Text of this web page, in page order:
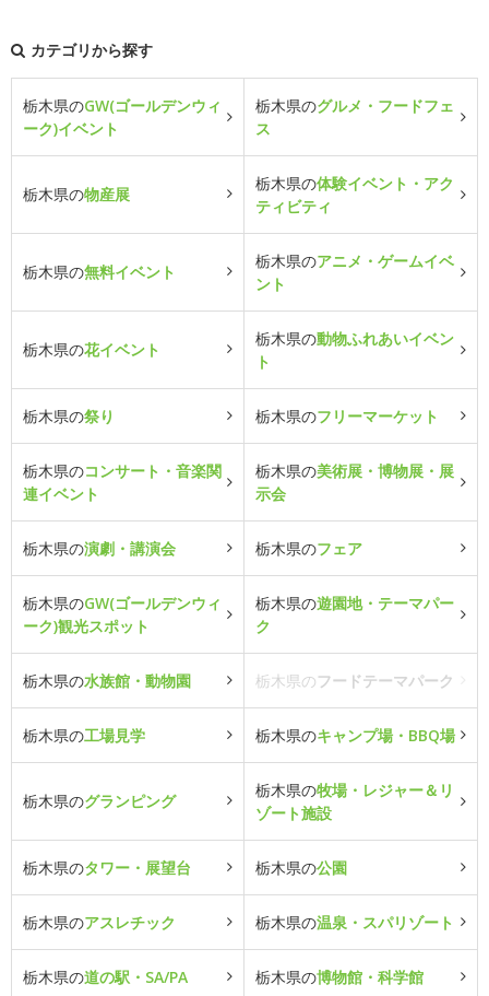
カテゴリから探す
栃木県のGW(ゴールデンウィ
ーク)イベント
栃木県のグルメ・フードフェ
ス
栃木県の物産展
栃木県の体験イベント・アク
ティビティ
栃木県の無料イベント
栃木県のアニメ・ゲームイベ
ント
栃木県の花イベント
栃木県の動物ふれあいイベン
ト
栃木県の祭り 栃木県のフリーマーケット
栃木県のコンサート・音楽関
連イベント
栃木県の美術展・博物展・展
示会
栃木県の演劇・講演会 栃木県のフェア
栃木県のGW(ゴールデンウィ
ーク)観光スポット
栃木県の遊園地・テーマパー
ク
栃木県の水族館・動物園 栃木県のフードテーマパーク
栃木県の工場見学 栃木県のキャンプ場・BBQ場
栃木県のグランピング
栃木県の牧場・レジャー＆リ
ゾート施設
栃木県のタワー・展望台 栃木県の公園
栃木県のアスレチック 栃木県の温泉・スパリゾート
栃木県の道の駅・SA/PA 栃木県の博物館・科学館